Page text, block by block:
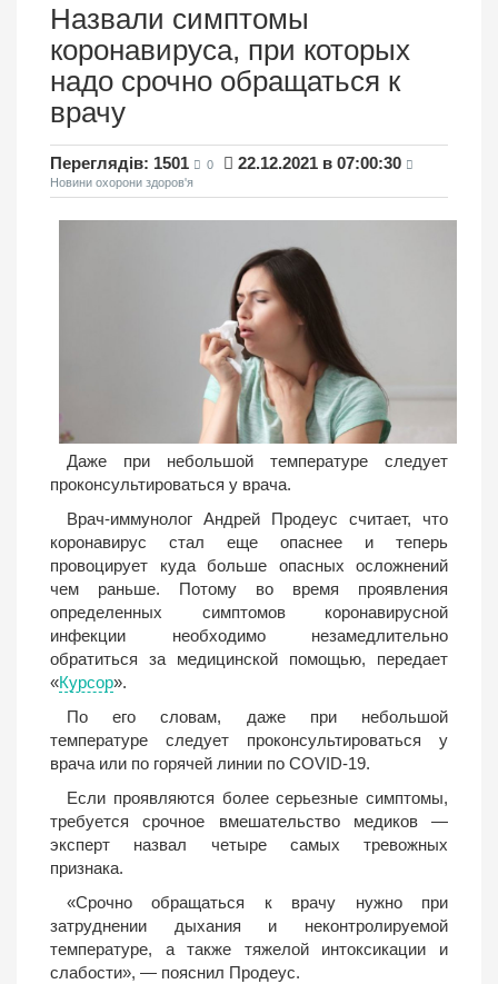
Назвали симптомы
коронавируса, при которых
надо срочно обращаться к
врачу
Переглядів: 1501 0 22.12.2021 в 07:00:30
Новини охорони здоров'я
Даже при небольшой температуре следует
проконсультироваться у врача.
Врач-иммунолог Андрей Продеус считает, что
коронавирус стал еще опаснее и теперь
провоцирует куда больше опасных осложнений
чем раньше. Потому во время проявления
определенных симптомов коронавирусной
инфекции необходимо незамедлительно
обратиться за медицинской помощью, передает
«Курсор».
По его словам, даже при небольшой
температуре следует проконсультироваться у
врача или по горячей линии по COVID-19.
Если проявляются более серьезные симптомы,
требуется срочное вмешательство медиков —
эксперт назвал четыре самых тревожных
признака.
«Срочно обращаться к врачу нужно при
затруднении дыхания и неконтролируемой
температуре, а также тяжелой интоксикации и
слабости», — пояснил Продеус.